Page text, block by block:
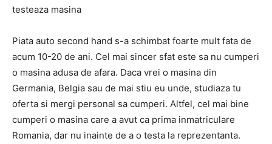
testeaza masina
Piata auto second hand s-a schimbat foarte mult fata de
acum 10-20 de ani. Cel mai sincer sfat este sa nu cumperi
o masina adusa de afara. Daca vrei o masina din
Germania, Belgia sau de mai stiu eu unde, studiaza tu
oferta si mergi personal sa cumperi. Altfel, cel mai bine
cumperi o masina care a avut ca prima inmatriculare
Romania, dar nu inainte de a o testa la reprezentanta.